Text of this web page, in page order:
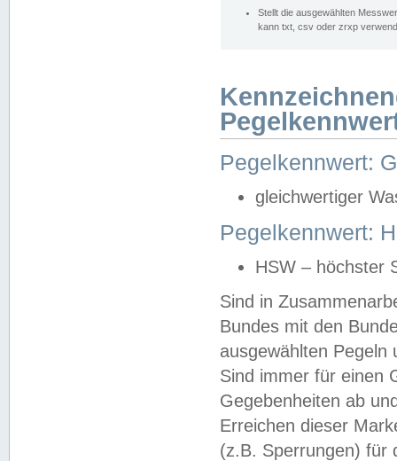
Stellt die ausgewählten
kann txt, csv oder zrxp
Pegelkennwert:
gleichwertiger
Pegelkennwert:
HSW – höchster
Sind in
Bundes mit den
ausgewählten
Sind immer für einen
Gegebenheiten ab
Erreichen dieser
(z.B. Sperrungen) für